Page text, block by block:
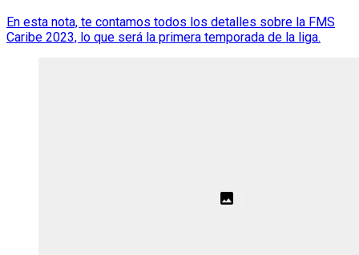
En esta nota, te contamos todos los detalles sobre la FMS
Caribe 2023, lo que será la primera temporada de la liga.